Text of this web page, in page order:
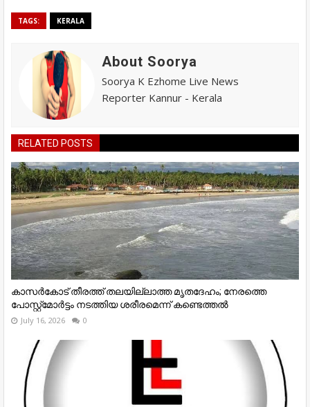
TAGS: KERALA
About Soorya
Soorya K Ezhome Live News
Reporter Kannur - Kerala
RELATED POSTS
കാസർകോട് തീരത്ത് തലയില്ലാത്ത മൃതദേഹം; നേരത്തെ
പോസ്റ്റ്‌മോർട്ടം നടത്തിയ ശരീരമെന്ന് കണ്ടെത്തൽ
July 16, 2026 0